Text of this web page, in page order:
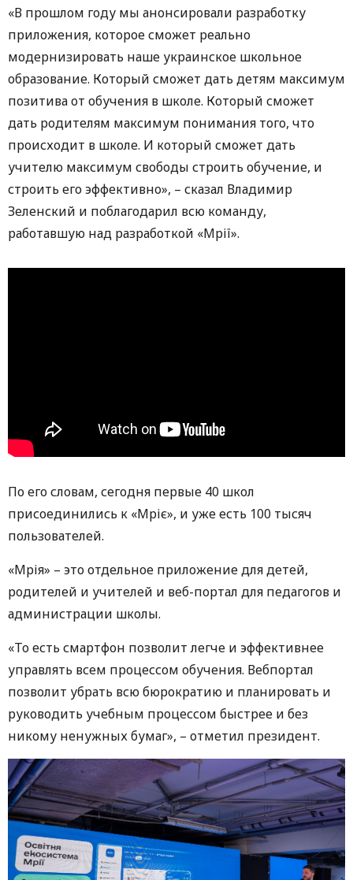
«В прошлом году мы анонсировали разработку
приложения, которое сможет реально
модернизировать наше украинское школьное
образование. Который сможет дать детям максимум
позитива от обучения в школе. Который сможет
дать родителям максимум понимания того, что
происходит в школе. И который сможет дать
учителю максимум свободы строить обучение, и
строить его эффективно», – сказал Владимир
Зеленский и поблагодарил всю команду,
работавшую над разработкой «Мрії».
По его словам, сегодня первые 40 школ
присоединились к «Мріє», и уже есть 100 тысяч
пользователей.
«Мрія» – это отдельное приложение для детей,
родителей и учителей и веб-портал для педагогов и
администрации школы.
«То есть смартфон позволит легче и эффективнее
управлять всем процессом обучения. Вебпортал
позволит убрать всю бюрократию и планировать и
руководить учебным процессом быстрее и без
никому ненужных бумаг», – отметил президент.